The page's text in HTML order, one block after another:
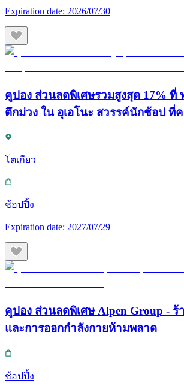
Expiration date: 2026/07/30
คูปอง ส่วนลดพิเศษรวมสูงสุด 17% ที่
ตึกม่วง ใน อุเอโนะ สวรรค์นักช้อป ที่
โตเกียว
ช้อปปิ้ง
Expiration date: 2027/07/29
คูปอง ส่วนลดพิเศษ Alpen Group -
และการออกกำลังกายห้ามพลาด
ช้อปปิ้ง